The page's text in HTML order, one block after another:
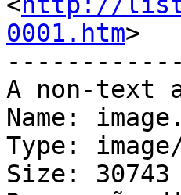
0001.htm>
A non-text
Name:
Type:
Size: 30743